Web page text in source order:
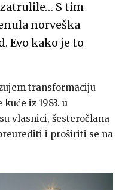
S tim
norveška
Evo kako je to
transformaciju
iz 1983. u
vlasnici, šesteročlana
i proširiti se na